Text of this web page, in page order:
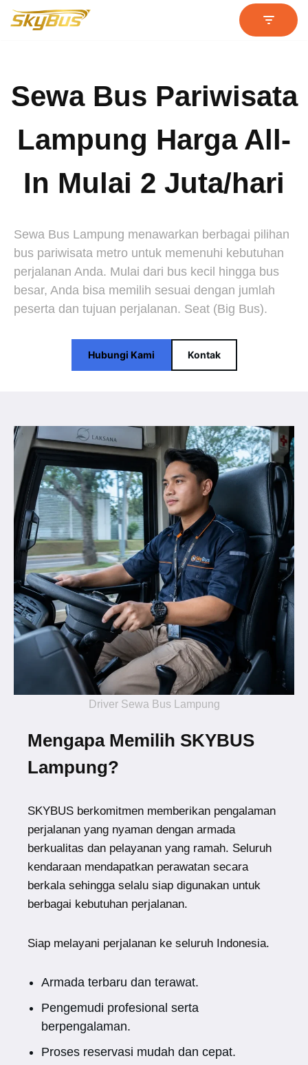
Sewa Bus Pariwisata
Lampung Harga All-
In Mulai 2 Juta/hari
Sewa Bus Lampung menawarkan berbagai pilihan
bus pariwisata metro untuk memenuhi kebutuhan
perjalanan Anda. Mulai dari bus kecil hingga bus
besar, Anda bisa memilih sesuai dengan jumlah
peserta dan tujuan perjalanan. Seat (Big Bus).
Hubungi Kami Kontak
Driver Sewa Bus Lampung
Mengapa Memilih SKYBUS
Lampung?
SKYBUS berkomitmen memberikan pengalaman
perjalanan yang nyaman dengan armada
berkualitas dan pelayanan yang ramah. Seluruh
kendaraan mendapatkan perawatan secara
berkala sehingga selalu siap digunakan untuk
berbagai kebutuhan perjalanan.
Siap melayani perjalanan ke seluruh Indonesia.
Armada terbaru dan terawat.
Pengemudi profesional serta
berpengalaman.
Proses reservasi mudah dan cepat.